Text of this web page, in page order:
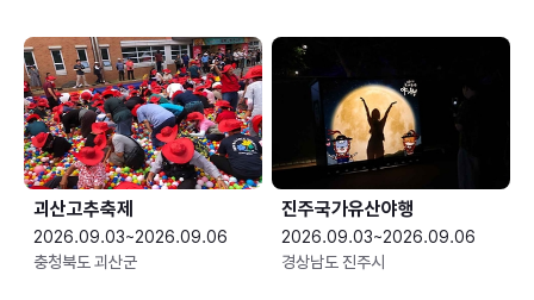
괴산고추축제
2026.09.03~2026.09.06
충청북도 괴산군
진주국가유산야행
2026.09.03~2026.09.06
경상남도 진주시